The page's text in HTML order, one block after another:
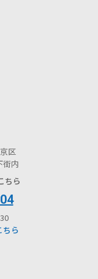
区
街内
ちら
ちら